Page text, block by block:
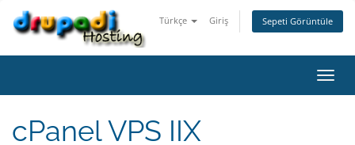
Türkçe Giriş Sepeti Görüntüle
cPanel VPS IIX